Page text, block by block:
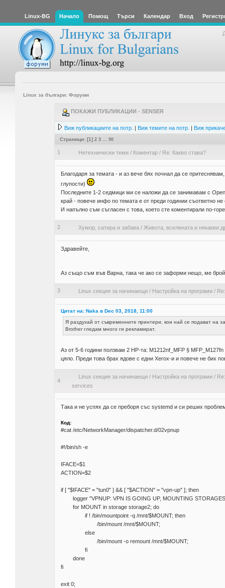
Linux-BG Начало Помощ Търси Календар Вход
Linux за българи: Форуми
ПОКАЖИ ПУБЛИКАЦИИ - SENSER
Виж публикациите на потр. | Виж темите на потр. | Виж
Страници: [1] 2 3 90
1 Нетехнически теми/ Коментар/ Re: Какво става?
Благодаря за темата - и аз вече бях почнал да се
глупости)
Последните 1-2 седмици ми се наложи да се занимавам с
край - повече инфо по темата е от преди годинии съответно не
И напълно съм съгласен с това, което сте коментирали по-
2 Хумор, сатира и забава / Живота, вселената и някакви
Здравейте,
Аз също съм във Варна, така че ако се заформи нещо, ме
3 Linux секция за начинаещи/ Настройка на програми/
Цитат на: Naka в Dec 03, 2018, 11:00
Я раздухай от съвременните принтери, кои най се подават на
Brother гледам много ги рекламират.
Аз от 5-6 години ползвам 2 НР-та: M1212nf_MFP §
цяло. Преди това брах ядове с едни Xerox-и и повече не бих
4
Linux секция за начинаещи/ Настройка на програми/
services
Така и не успях да се преборя със systemd и си реших
Код:
#cat /etc/NetworkManager/dispatcher.d/02vpnup
#!/bin/sh -e
IFACE=$1
ACTION=$2
if [ "$IFACE" = "tun0" ] && [ "$ACTION" = "vpn-up" ]; then
logger "VPNUP: VPN IS GOING UP, MOUNTING
for MOUNT in storage storage2; do
if ! /bin/mountpoint -q /mnt/$MOUNT; then
/bin/mount /mnt/$MOUNT;
else
/bin/mount -o remount /mnt/$MOUNT;
fi
done
fi
exit 0;